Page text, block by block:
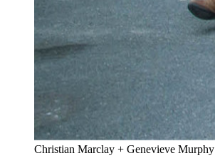
Christian Marclay + Genevieve Murphy